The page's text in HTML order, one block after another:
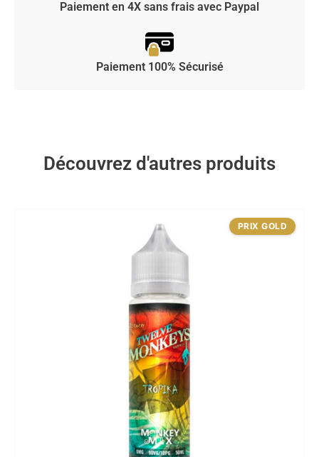
Paiement en 4X sans frais avec Paypal
Paiement 100% Sécurisé
Découvrez d'autres produits
PRIX GOLD